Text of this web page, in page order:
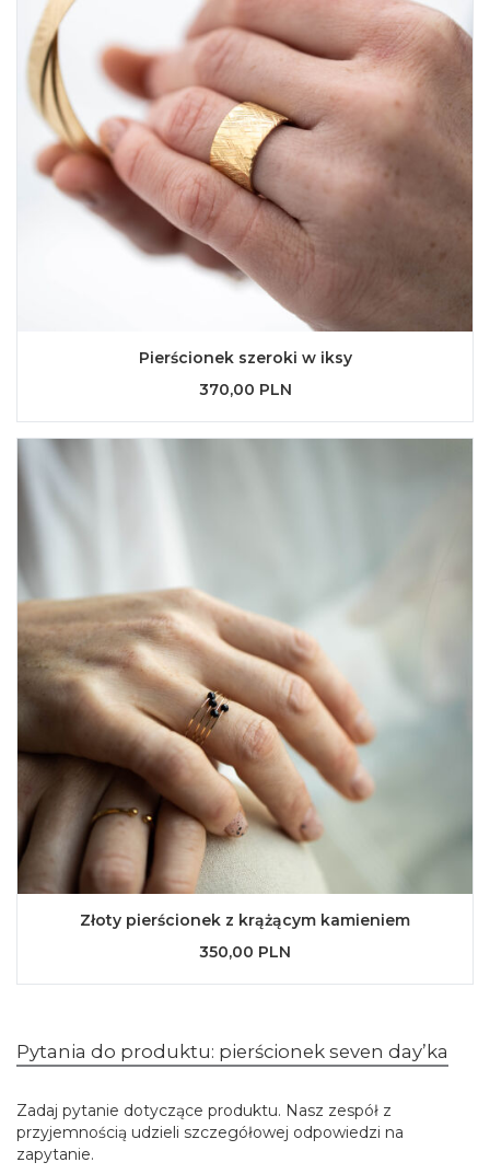
Pierścionek szeroki w iksy
370,00 PLN
Złoty pierścionek z krążącym kamieniem
350,00 PLN
Pytania do produktu: pierścionek seven day’ka
Zadaj pytanie dotyczące produktu. Nasz zespół z
przyjemnością udzieli szczegółowej odpowiedzi na
zapytanie.